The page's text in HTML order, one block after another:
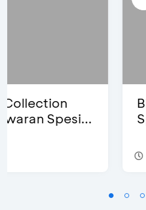
Blink Beauty
Special Bonus
Periode 27 Mar 2025 - 31 Agt